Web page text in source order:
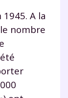
A la
nombre